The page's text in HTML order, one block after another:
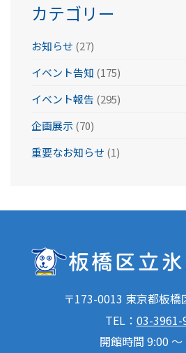
カテゴリー
お知らせ (27)
イベント告知 (175)
イベント報告 (295)
企画展示(70)
重要なお知らせ (1)
〒173-0013 東京都板
TEL： 03-3961-
開館時間 9:00 ～